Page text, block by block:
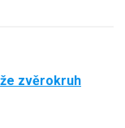
zvěrokruh